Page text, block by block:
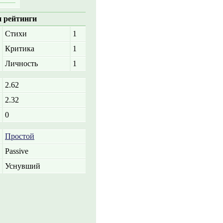
Стихи
1
Критика
1
Личность
1
2.62
2.32
0
Простой
Passive
Уснувший